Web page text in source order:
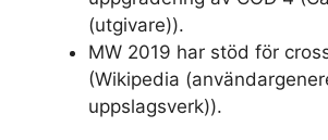
(utgivare)).
MW 2019 har stöd för
(Wikipedia
uppslagsverk)).